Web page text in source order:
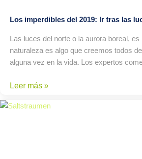
Los imperdibles del 2019: Ir tras las
Las luces del norte o la aurora boreal,
naturaleza es algo que creemos todos
alguna vez en la vida. Los expertos
Leer más »